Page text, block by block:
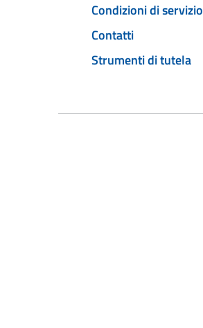
Condizioni di servizio
Contatti
Strumenti di tutela